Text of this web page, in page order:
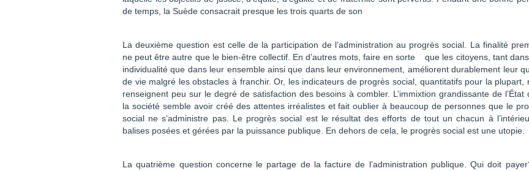
de temps, la Suède consacrait presque les trois quarts de son
La deuxième question est celle de la participation de l’administration au progrès social. La finalité
ne peut être autre que le bien-être collectif. En d’autres mots, faire en sorte que les citoyens, tant
individualité que dans leur ensemble ainsi que dans leur environnement, améliorent durablement leur
de vie malgré les obstacles à franchir. Or, les indicateurs de progrès social, quantitatifs pour la plupart,
renseignent peu sur le degré de satisfaction des besoins à combler. L’immixtion grandissante de l’État
la société semble avoir créé des attentes irréalistes et fait oublier à beaucoup de personnes que le
social ne s’administre pas. Le progrès social est le résultat des efforts de tout un chacun à
balises posées et gérées par la puissance publique. En dehors de cela, le progrès social est une utopie.
La quatrième question concerne le partage de la facture de l’administration publique. Qui doit